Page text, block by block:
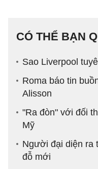
CÓ THỂ BẠN
Sao Liverpool
Roma báo tin
Alisson
"Ra đòn" với đối
Mỹ
Người đại diện ra
đỗ mới